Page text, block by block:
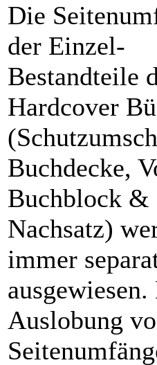
Die
der Einzel-
Bestandteile
Hardcover
Buchdecke,
Buchblock &
Nachsatz)
immer
ausgewiesen.
Auslobung